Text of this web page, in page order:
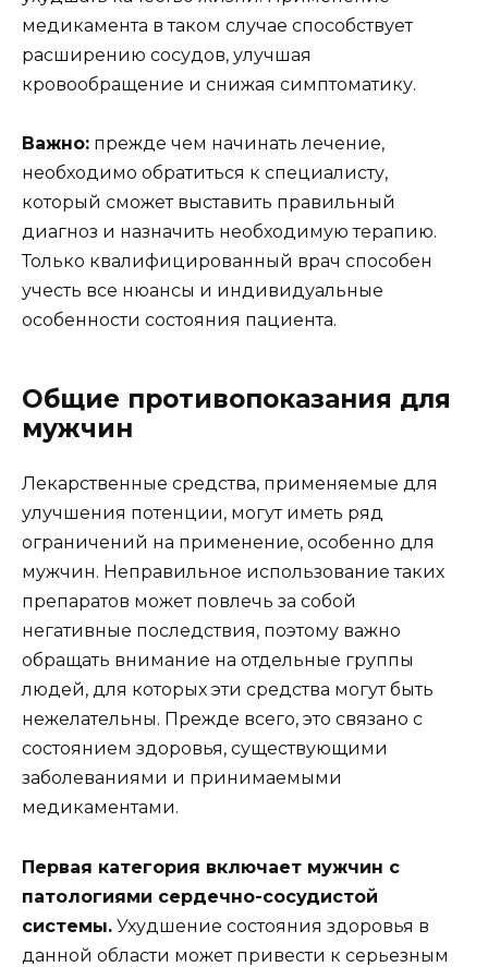
медикамента в таком случае способствует
расширению сосудов, улучшая
кровообращение и снижая симптоматику.
Важно: прежде чем начинать лечение,
необходимо обратиться к специалисту,
который сможет выставить правильный
диагноз и назначить необходимую терапию.
Только квалифицированный врач способен
учесть все нюансы и индивидуальные
особенности состояния пациента.
Общие противопоказания для
мужчин
Лекарственные средства, применяемые для
улучшения потенции, могут иметь ряд
ограничений на применение, особенно для
мужчин. Неправильное использование таких
препаратов может повлечь за собой
негативные последствия, поэтому важно
обращать внимание на отдельные группы
людей, для которых эти средства могут быть
нежелательны. Прежде всего, это связано с
состоянием здоровья, существующими
заболеваниями и принимаемыми
медикаментами.
Первая категория включает мужчин с
патологиями сердечно-сосудистой
системы. Ухудшение состояния здоровья в
данной области может привести к серьезным